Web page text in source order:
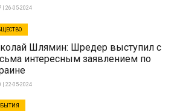
| 26-05-2024
Шлямин: Шредер выступил с
интересным заявлением по
| 22-05-2024